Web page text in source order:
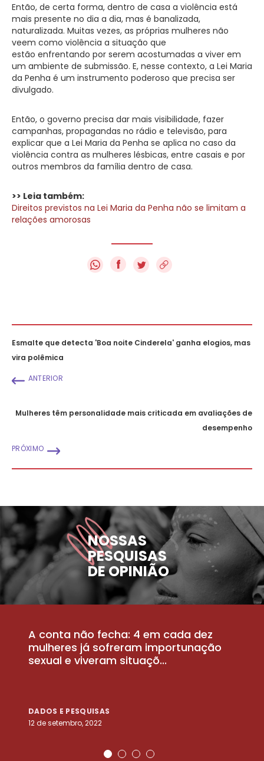
Então, de certa forma, dentro de casa a violência está
mais presente no dia a dia, mas é banalizada,
naturalizada. Muitas vezes, as próprias mulheres não
veem como violência a situação que
estão enfrentando por serem acostumadas a viver em
um ambiente de submissão. E, nesse contexto, a Lei Maria
da Penha é um instrumento poderoso que precisa ser
divulgado.
Então, o governo precisa dar mais visibilidade, fazer
campanhas, propagandas no rádio e televisão, para
explicar que a Lei Maria da Penha se aplica no caso da
violência contra as mulheres lésbicas, entre casais e por
outros membros da família dentro de casa.
>> Leia também:
Direitos previstos na Lei Maria da Penha não se limitam a
relações amorosas
f
Esmalte que detecta 'Boa noite Cinderela' ganha elogios, mas
vira polêmica
ANTERIOR
Mulheres têm personalidade mais criticada em avaliações de
desempenho
PRÓXIMO
NOSSAS
PESQUISAS
DE OPINIÃO
A conta não fecha: 4 em cada dez
mulheres já sofreram importunação
sexual e viveram situaçõ...
DADOS E PESQUISAS
12 de setembro, 2022